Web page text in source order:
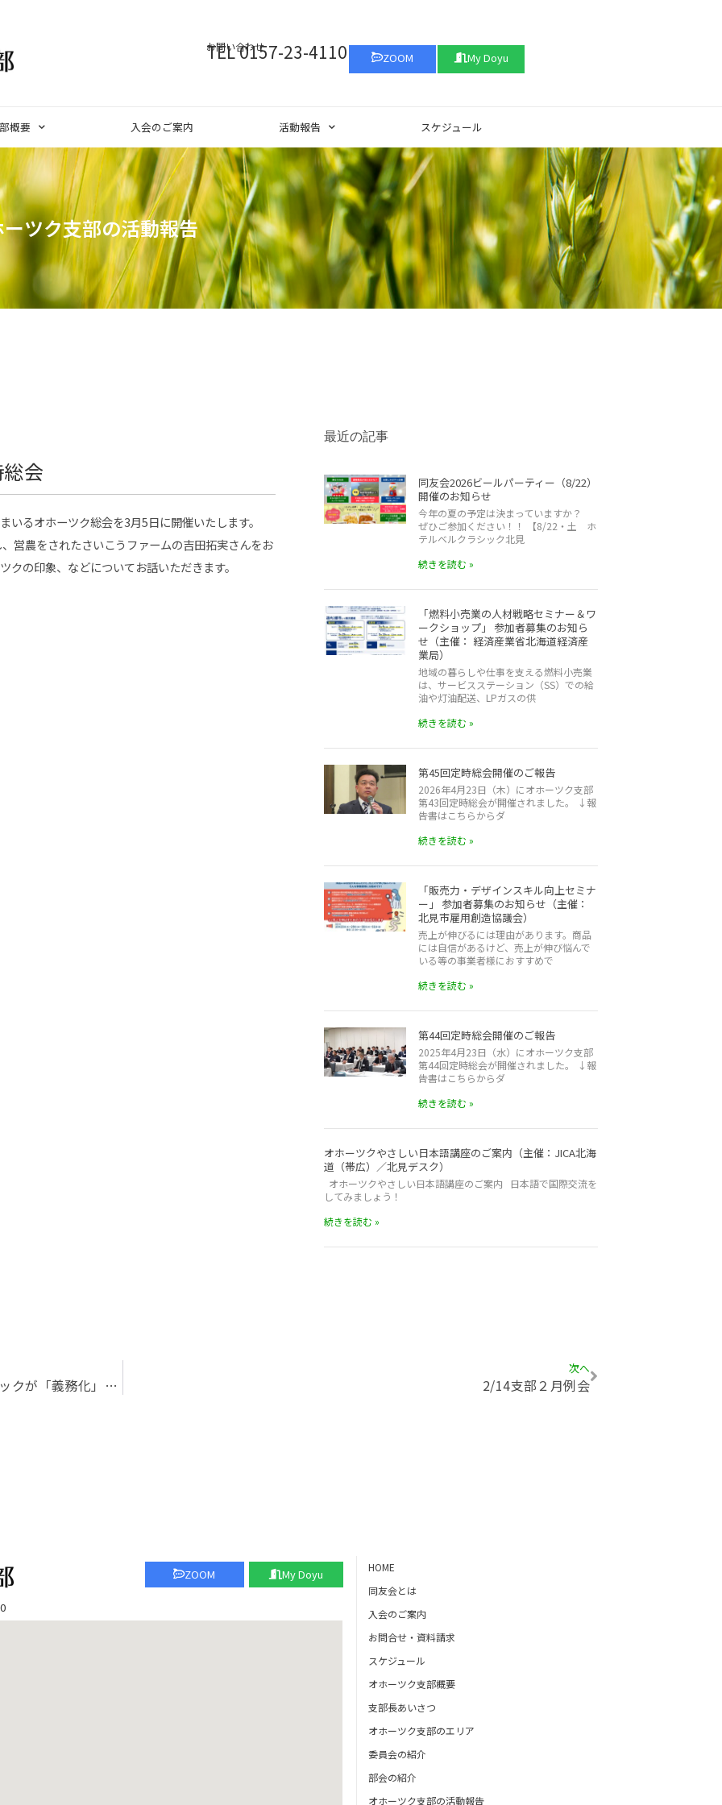
お問い合わせ
TEL 0157-23-4110 ZOOM My Doyu
概要 入会のご案内 活動報告 スケジュール
ツク支部の活動報告
会
るオホーツク総会を3月5日に開催いたします。
営農をされたさいこうファームの吉田拓実さんをお
の印象、などについてお話いただきます。
最近の記事
同友会2026ビールパーティー（8/22）
開催のお知らせ
今年の夏の予定は決まっていますか？
ぜひご参加ください！！ 【8/22・土 ホ
テルベルクラシック北見
続きを読む »
「燃料小売業の人材戦略セミナー＆ワ
ークショップ」 参加者募集のお知ら
せ（主催： 経済産業省北海道経済産
業局）
地域の暮らしや仕事を支える燃料小売業
は、サービスステーション（SS）での給
油や灯油配送、LPガスの供
続きを読む »
第45回定時総会開催のご報告
2026年4月23日（木）にオホーツク支部
第43回定時総会が開催されました。 ↓報
告書はこちらからダ
続きを読む »
「販売力・デザインスキル向上セミナ
ー」 参加者募集のお知らせ（主催：
北見市雇用創造協議会）
売上が伸びるには理由があります。商品
には自信があるけど、売上が伸び悩んで
いる等の事業者様におすすめで
続きを読む »
第44回定時総会開催のご報告
2025年4月23日（水）にオホーツク支部
第44回定時総会が開催されました。 ↓報
告書はこちらからダ
続きを読む »
オホーツクやさしい日本語講座のご案内（主催：JICA北海
道（帯広）／北見デスク）
オホーツクやさしい日本語講座のご案内 日本語で国際交流を
してみましょう！
続きを読む »
安全運転管理者による運転者の乗車前後のアルコールチェックが「義務化」されます
次へ
2/14支部２月例会
ZOOM My Doyu
HOME
同友会とは
入会のご案内
お問合せ・資料請求
スケジュール
オホーツク支部概要
支部長あいさつ
オホーツク支部のエリア
委員会の紹介
部会の紹介
オホーツク支部の活動報告